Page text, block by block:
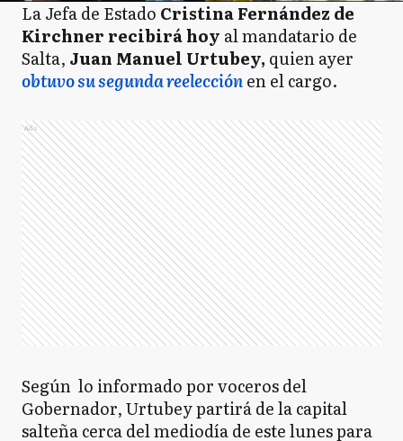
La Jefa de Estado Cristina Fernández de
Kirchner recibirá hoy al mandatario de
Salta, Juan Manuel Urtubey, quien ayer
obtuvo su segunda reelecciónen el cargo.
Ads
Según lo informado por voceros del
Gobernador, Urtubey partirá de la capital
salteña cerca del mediodía de este lunes para